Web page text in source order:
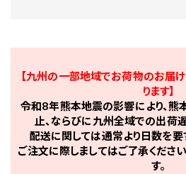
【九州の一部地域でお荷物のお届
ります】
令和8年熊本地震の影響により、
止、ならびに九州全域での出荷
配送に関しては通常より日数を要
ご注文に際しましてはご了承くださ
す。